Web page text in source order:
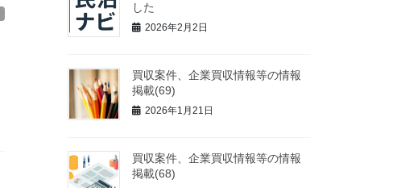
した
2026年2月2日
買収案件、企業買収情報等の情報
掲載(69)
2026年1月21日
買収案件、企業買収情報等の情報
掲載(68)